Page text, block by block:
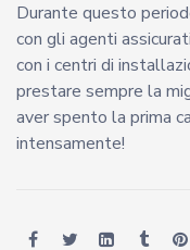
Durante questo
con gli agenti
con i centri di
prestare sempre la
aver spento la prima
intensamente!